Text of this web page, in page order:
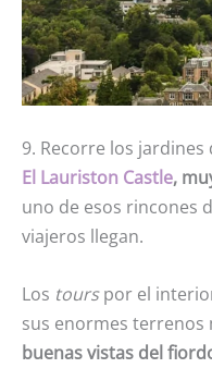
9. Recorre los
El Lauriston Castle,
uno de esos rincones
viajeros llegan.
Los tourspor el
sus enormes terrenos
buenas vistas del